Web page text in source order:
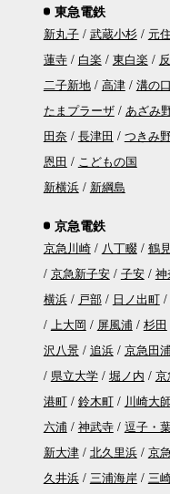
東急電鉄
新丸子 武蔵小杉 元
蓮寺
白楽 東白楽
二子新地
高津 溝の口
たまプラーザ
あざみ
田奈
長津田 つきみ
恩田
こどもの国
新横浜
新綱島
京急電鉄
京急川崎 八丁畷 鶴
京急新子安
子安
横浜
戸部 日ノ出町
上大岡
屏風浦 杉田
沢八景
追浜 京急田
県立大学
堀ノ内
港町
鈴木町 川崎大
六浦
神武寺
逗子・
新大津
北久里浜 京
久井浜
三浦海岸 三